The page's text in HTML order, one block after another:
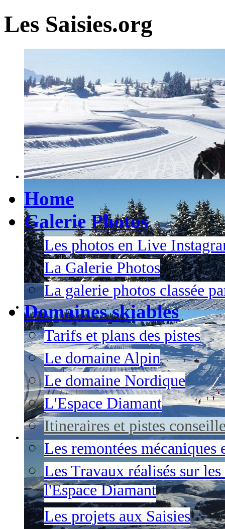
Les Saisies.org
Home
Galerie Photos
Les photos en Live
La Galerie Photos
La galerie photos classée
Domaines skiables
Tarifs et plans des pistes
Le domaine Alpin
Le domaine Nordique
L'Espace Diamant
Itineraires et pistes
Les remontées mécaniques
Les Travaux réalisés sur
l'Espace Diamant
Les projets aux Saisies